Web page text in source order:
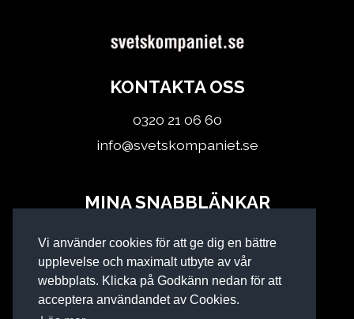
Vi använder cookies för att ge dig en bättre
upplevelse och maximalt utbyte av vår
webbplats. Klicka på Godkänn nedan för att
acceptera användandet av Cookies.
KONTAKTA OSS
0320 21 06 60
info@svetskompaniet.se
MINA SNABBLÄNKAR
Köpvillkor